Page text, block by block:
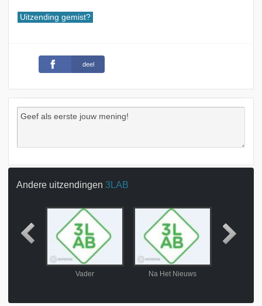
Uitzending gemist?
deel
Andere uitzendingen 3LAB
Vader Na Het Nieuws